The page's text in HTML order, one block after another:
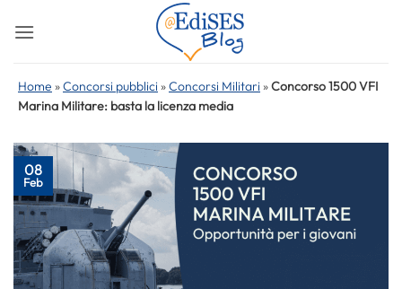
Home »Concorsi pubblici »Concorsi Militari »Concorso 1500 VFI
Marina Militare: basta la licenza media
08
Feb